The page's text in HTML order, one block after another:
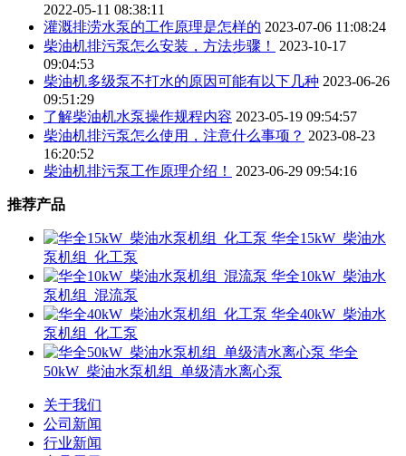
2022-05-11 08:38:11
灌溉排涝水泵的工作原理是怎样的 2023-07-06 11:08:24
柴油机排污泵怎么安装，方法步骤！
2023-10-17
09:04:53
柴油机多级泵不打水的原因可能有以下几种 2023-06-26
09:51:29
了解柴油机水泵操作规程内容 2023-05-19 09:54:57
柴油机排污泵怎么使用，注意什么事项？ 2023-08-23
16:20:52
柴油机排污泵工作原理介绍！
2023-06-29 09:54:16
推荐产品
华全15kW_柴油水
泵机组_化工泵
华全10kW_柴油水
泵机组_混流泵
华全40kW_柴油水
泵机组_化工泵
华全
50kW_柴油水泵机组_单级清水离心泵
关于我们
公司新闻
行业新闻